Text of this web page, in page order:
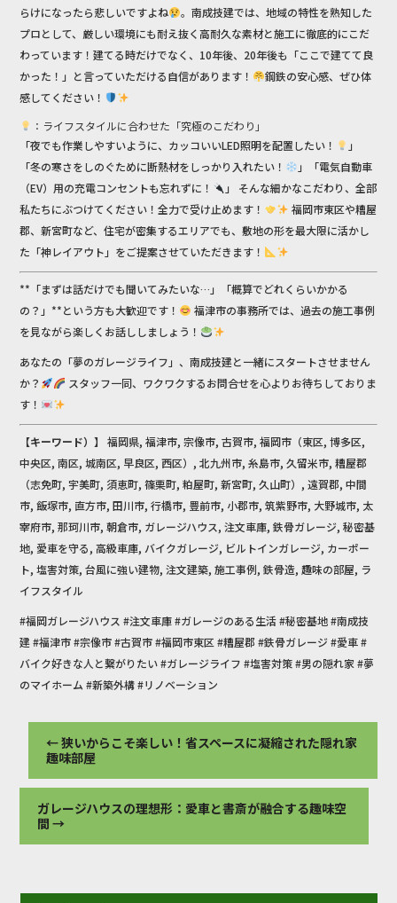
らけになったら悲しいですよね
。南成技建では、地域の特性を熟知した
プロとして、厳しい環境にも耐え抜く高耐久な素材と施工に徹底的にこだ
わっています！建てる時だけでなく、10年後、20年後も「ここで建てて良
かった！」と言っていただける自信があります！
鋼鉄の安心感、ぜひ体
感してください！
：ライフスタイルに合わせた「究極のこだわり」
「夜でも作業しやすいように、カッコいいLED照明を配置したい！
」
「冬の寒さをしのぐために断熱材をしっかり入れたい！
」「電気自動車
（EV）用の充電コンセントも忘れずに！
」 そんな細かなこだわり、全部
私たちにぶつけてください！全力で受け止めます！
福岡市東区や糟屋
郡、新宮町など、住宅が密集するエリアでも、敷地の形を最大限に活かし
た「神レイアウト」をご提案させていただきます！
**「まずは話だけでも聞いてみたいな…」「概算でどれくらいかかる
の？」**という方も大歓迎です！
福津市の事務所では、過去の施工事例
を見ながら楽しくお話ししましょう！
あなたの「夢のガレージライフ」、南成技建と一緒にスタートさせません
か？
スタッフ一同、ワクワクするお問合せを心よりお待ちしておりま
す！
【キーワード）】
福岡県, 福津市, 宗像市, 古賀市, 福岡市（東区, 博多区,
中央区, 南区, 城南区, 早良区, 西区）, 北九州市, 糸島市, 久留米市, 糟屋郡
（志免町, 宇美町, 須恵町, 篠栗町, 粕屋町, 新宮町, 久山町）, 遠賀郡, 中間
市, 飯塚市, 直方市, 田川市, 行橋市, 豊前市, 小郡市, 筑紫野市, 大野城市, 太
宰府市, 那珂川市, 朝倉市, ガレージハウス, 注文車庫, 鉄骨ガレージ, 秘密基
地, 愛車を守る, 高級車庫, バイクガレージ, ビルトインガレージ, カーポー
ト, 塩害対策, 台風に強い建物, 注文建築, 施工事例, 鉄骨造, 趣味の部屋, ラ
イフスタイル
#福岡ガレージハウス #注文車庫 #ガレージのある生活 #秘密基地 #南成技
建 #福津市 #宗像市 #古賀市 #福岡市東区 #糟屋郡 #鉄骨ガレージ #愛車 #
バイク好きな人と繋がりたい #ガレージライフ #塩害対策 #男の隠れ家 #夢
のマイホーム #新築外構 #リノベーション
←狭いからこそ楽しい！省スペースに凝縮された隠れ家
趣味部屋
ガレージハウスの理想形：愛車と書斎が融合する趣味空
間→